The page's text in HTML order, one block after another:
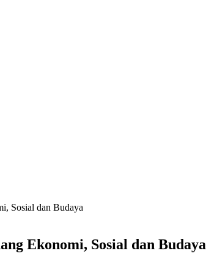
Sosial dan Budaya
Ekonomi, Sosial dan Budaya